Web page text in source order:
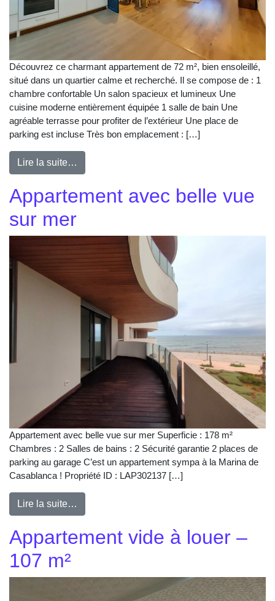
Découvrez ce charmant appartement de 72 m², bien ensoleillé,
situé dans un quartier calme et recherché. Il se compose de : 1
chambre confortable Un salon spacieux et lumineux Une
cuisine moderne entièrement équipée 1 salle de bain Une
agréable terrasse pour profiter de l’extérieur Une place de
parking est incluse Très bon emplacement : […]
Lire la suite…
Appartement avec belle vue
sur mer
Appartement avec belle vue sur mer Superficie : 178 m²
Chambres : 2 Salles de bains : 2 Sécurité garantie 2 places de
parking au garage C’est un appartement sympa à la Marina de
Casablanca ! Propriété ID : LAP302137 […]
Lire la suite…
Appartement vide à louer –
107 m²